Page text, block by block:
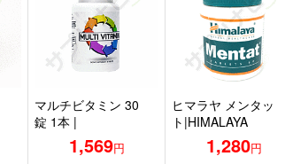
マルチビタミン 30
錠 1本 |
(EyeFive)MultiVitamin
30tablets one
1,569円
ヒマラヤ メンタッ
ト|HIMALAYA
MENTAT1,280円